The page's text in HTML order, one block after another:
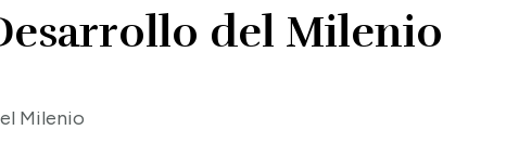
del Milenio
Milenio